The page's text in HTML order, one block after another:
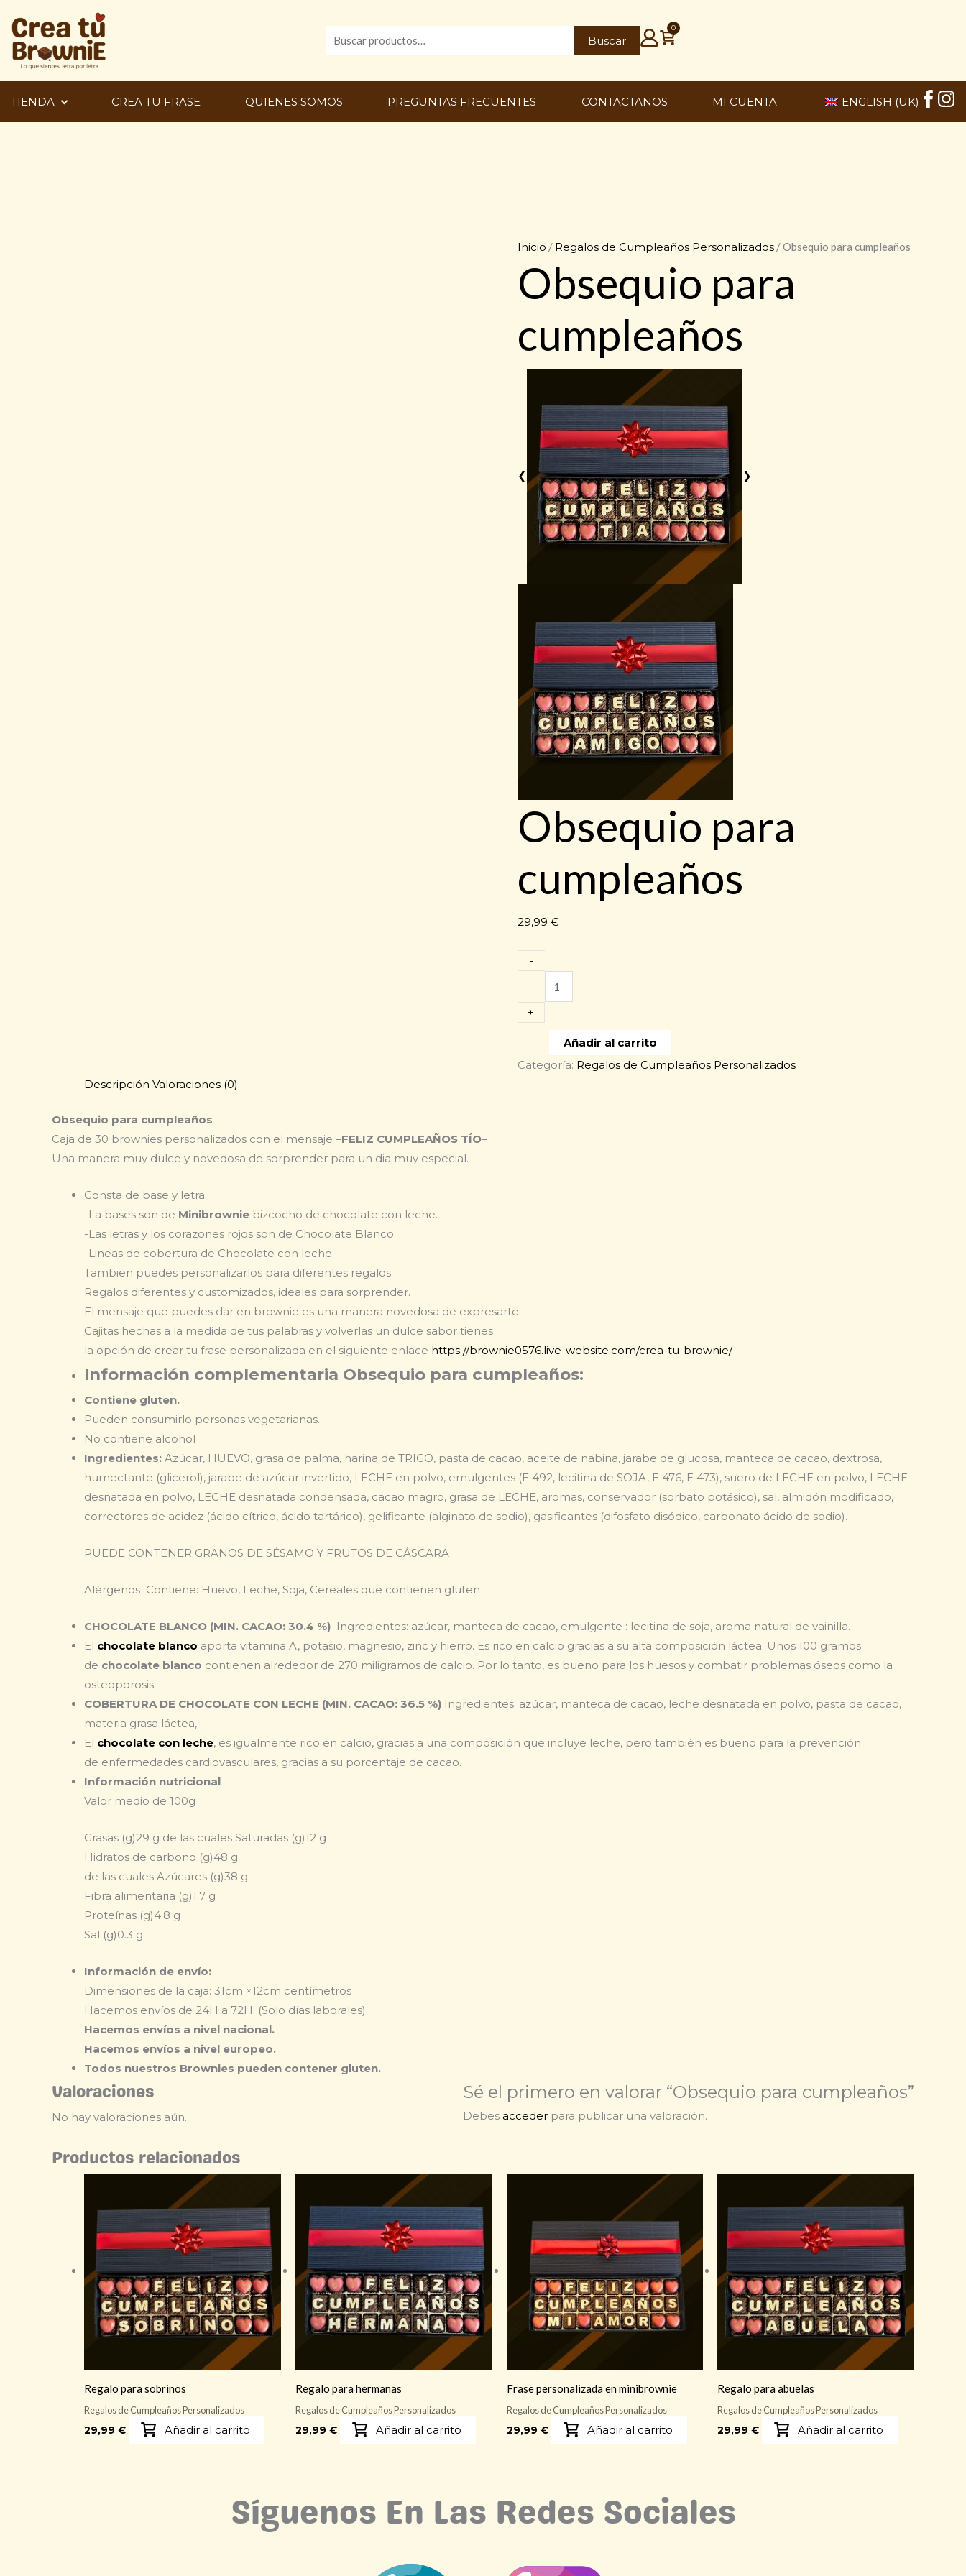
Buscar
por:
Buscar
0
TIENDA CREA TU FRASE QUIENES SOMOS PREGUNTAS FRECUENTES CONTACTANOS MI CUENTA ENGLISH (UK)
Inicio / Regalos de Cumpleaños Personalizados / Obsequio para cumpleaños
Obsequio para
cumpleaños
❮ ❯
Obsequio para
cumpleaños
29,99 €
-
Obsequio
para
cumpleaños
+
Añadir al carrito
Categoría: Regalos de Cumpleaños Personalizados
Descripción Valoraciones (0)
Obsequio para cumpleaños
Caja de 30 brownies personalizados con el mensaje –FELIZ CUMPLEAÑOS TÍO–
Una manera muy dulce y novedosa de sorprender para un dia muy especial.
Consta de base y letra:
-La bases son de Minibrownie bizcocho de chocolate con leche.
-Las letras y los corazones rojos son de Chocolate Blanco
-Lineas de cobertura de Chocolate con leche.
Tambien puedes personalizarlos para diferentes regalos.
Regalos diferentes y customizados, ideales para sorprender.
El mensaje que puedes dar en brownie es una manera novedosa de expresarte.
Cajitas hechas a la medida de tus palabras y volverlas un dulce sabor tienes
la opción de crear tu frase personalizada en el siguiente enlace https://brownie0576.live-website.com/crea-tu-brownie/
Información complementaria Obsequio para cumpleaños:
Contiene gluten.
Pueden consumirlo personas vegetarianas.
No contiene alcohol
Ingredientes: Azúcar, HUEVO, grasa de palma, harina de TRIGO, pasta de cacao, aceite de nabina, jarabe de glucosa, manteca de cacao, dextrosa,
humectante (glicerol), jarabe de azúcar invertido, LECHE en polvo, emulgentes (E 492, lecitina de SOJA, E 476, E 473), suero de LECHE en polvo, LECHE
desnatada en polvo, LECHE desnatada condensada, cacao magro, grasa de LECHE, aromas, conservador (sorbato potásico), sal, almidón modificado,
correctores de acidez (ácido cítrico, ácido tartárico), gelificante (alginato de sodio), gasificantes (difosfato disódico, carbonato ácido de sodio).
PUEDE CONTENER GRANOS DE SÉSAMO Y FRUTOS DE CÁSCARA.
Alérgenos Contiene: Huevo, Leche, Soja, Cereales que contienen gluten
CHOCOLATE BLANCO (MIN. CACAO: 30.4 %) Ingredientes: azúcar, manteca de cacao, emulgente : lecitina de soja, aroma natural de vainilla.
El chocolate blanco aporta vitamina A, potasio, magnesio, zinc y hierro. Es rico en calcio gracias a su alta composición láctea. Unos 100 gramos
de chocolate blanco contienen alrededor de 270 miligramos de calcio. Por lo tanto, es bueno para los huesos y combatir problemas óseos como la
osteoporosis.
COBERTURA DE CHOCOLATE CON LECHE (MIN. CACAO: 36.5 %) Ingredientes: azúcar, manteca de cacao, leche desnatada en polvo, pasta de cacao,
materia grasa láctea,
El chocolate con leche, es igualmente rico en calcio, gracias a una composición que incluye leche, pero también es bueno para la prevención
de enfermedades cardiovasculares, gracias a su porcentaje de cacao.
Información nutricional
Valor medio de 100g
Grasas (g)29 g de las cuales Saturadas (g)12 g
Hidratos de carbono (g)48 g
de las cuales Azúcares (g)38 g
Fibra alimentaria (g)1.7 g
Proteínas (g)4.8 g
Sal (g)0.3 g
Información de envío:
Dimensiones de la caja: 31cm ×12cm centímetros
Hacemos envíos de 24H a 72H. (Solo días laborales).
Hacemos envíos a nivel nacional.
Hacemos envíos a nivel europeo.
Todos nuestros Brownies pueden contener gluten.
Valoraciones
No hay valoraciones aún.
Sé el primero en valorar “Obsequio para cumpleaños”
Debes acceder para publicar una valoración.
Productos relacionados
Regalo para sobrinos
Regalos de Cumpleaños Personalizados
29,99 € Añadir al carrito
Regalo para hermanas
Regalos de Cumpleaños Personalizados
29,99 € Añadir al carrito
Frase personalizada en minibrownie
Regalos de Cumpleaños Personalizados
29,99 € Añadir al carrito
Regalo para abuelas
Regalos de Cumpleaños Personalizados
29,99€ Añadir al carrito
Síguenos En Las Redes Sociales